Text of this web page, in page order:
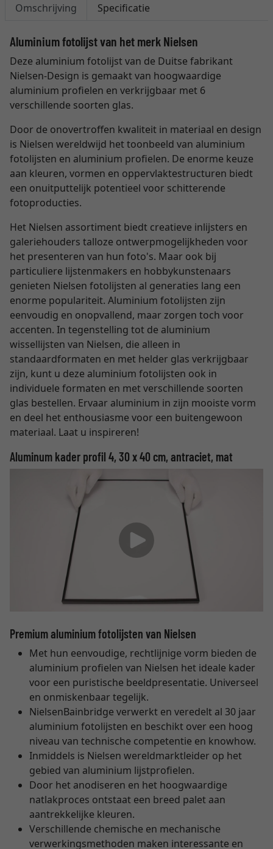
Omschrijving Specificatie
Aluminium fotolijst van het merk Nielsen
Deze aluminium fotolijst van de Duitse fabrikant
Nielsen-Design is gemaakt van hoogwaardige
aluminium profielen en verkrijgbaar met 6
verschillende soorten glas.
Door de onovertroffen kwaliteit in materiaal en design
is Nielsen wereldwijd het toonbeeld van aluminium
fotolijsten en aluminium profielen. De enorme keuze
aan kleuren, vormen en oppervlaktestructuren biedt
een onuitputtelijk potentieel voor schitterende
fotoproducties.
Het Nielsen assortiment biedt creatieve inlijsters en
galeriehouders talloze ontwerpmogelijkheden voor
het presenteren van hun foto's. Maar ook bij
particuliere lijstenmakers en hobbykunstenaars
genieten Nielsen fotolijsten al generaties lang een
enorme populariteit. Aluminium fotolijsten zijn
eenvoudig en onopvallend, maar zorgen toch voor
accenten. In tegenstelling tot de aluminium
wissellijsten van Nielsen, die alleen in
standaardformaten en met helder glas verkrijgbaar
zijn, kunt u deze aluminium fotolijsten ook in
individuele formaten en met verschillende soorten
glas bestellen. Ervaar aluminium in zijn mooiste vorm
en deel het enthousiasme voor een buitengewoon
materiaal. Laat u inspireren!
Aluminum kader profil 4, 30 x 40 cm, antraciet, mat
Premium aluminium fotolijsten van Nielsen
Met hun eenvoudige, rechtlijnige vorm bieden de
aluminium profielen van Nielsen het ideale kader
voor een puristische beeldpresentatie. Universeel
en onmiskenbaar tegelijk.
NielsenBainbridge verwerkt en veredelt al 30 jaar
aluminium fotolijsten en beschikt over een hoog
niveau van technische competentie en knowhow.
Inmiddels is Nielsen wereldmarktleider op het
gebied van aluminium lijstprofielen.
Door het anodiseren en het hoogwaardige
natlakproces ontstaat een breed palet aan
aantrekkelijke kleuren.
Verschillende chemische en mechanische
verwerkingsmethoden maken interessante en